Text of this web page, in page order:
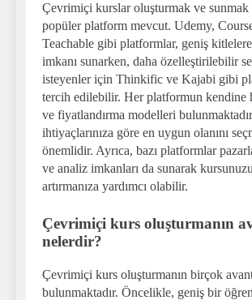
Çevrimiçi kurslar oluşturmak ve
popüler platform mevcut. Udemy,
Teachable gibi platformlar, geniş
imkanı sunarken, daha özelleştirilebilir
isteyenler için Thinkific ve Kajabi gibi
tercih edilebilir. Her platformun kendine
ve fiyatlandırma modelleri
ihtiyaçlarınıza göre en uygun olanını
önemlidir. Ayrıca, bazı platformlar
ve analiz imkanları da sunarak
artırmanıza yardımcı olabilir.
Çevrimiçi kurs oluşturmanın
nelerdir?
Çevrimiçi kurs oluşturmanın birçok
bulunmaktadır. Öncelikle, geniş bir